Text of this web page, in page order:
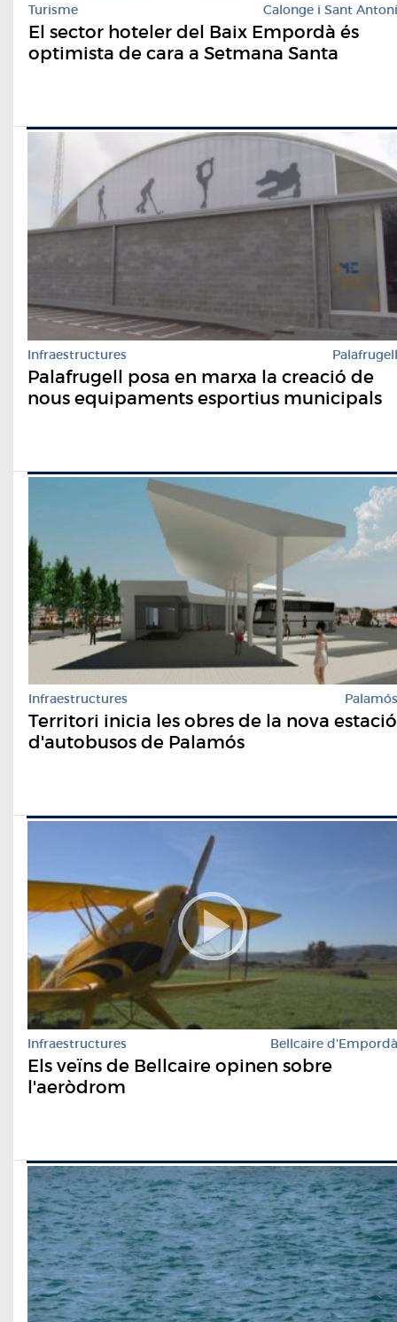
Turisme Calonge i Sant Antoni
El sector hoteler del Baix Empordà és
optimista de cara a Setmana Santa
Infraestructures Palafrugell
Palafrugell posa en marxa la creació de
nous equipaments esportius municipals
Infraestructures Palamós
Territori inicia les obres de la nova estació
d'autobusos de Palamós
Infraestructures Bellcaire d'Empordà
Els veïns de Bellcaire opinen sobre
l'aeròdrom